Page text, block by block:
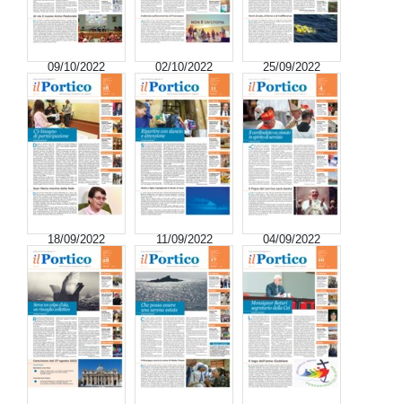
09/10/2022 02/10/2022 25/09/2022
18/09/2022 11/09/2022 04/09/2022